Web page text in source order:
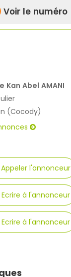
Voir le numéro
Kan Abel AMANI
(Cocody)
l'annonceur
à l'annonceur
à l'annonceur